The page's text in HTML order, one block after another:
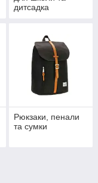
дитсадка
Рюкзаки, пенали
та сумки